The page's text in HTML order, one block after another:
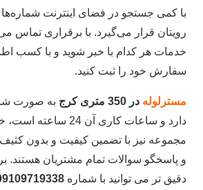
با کمی جستجو در فضای اینترنت
رویتان قرار می‌گیرد. با برقراری تماس
خدمات هر کدام با خبر شوید و با کسب
سفارش خود را ثبت کنید.
مسترلوله در 350 متری کرج
به صورت
دارد و ساعات کاری آن‌ 24
مجموعه نیز با تضمین کیفیت و بدون
و پاسخگو سوالات تمام مشتریان
دقیق تر می توانید با شماره